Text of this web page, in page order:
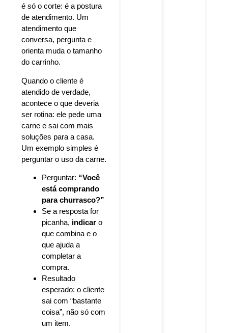
é só o corte: é a postura
de atendimento. Um
atendimento que
conversa, pergunta e
orienta muda o tamanho
do carrinho.
Quando o cliente é
atendido de verdade,
acontece o que deveria
ser rotina: ele pede uma
carne e sai com mais
soluções para a casa.
Um exemplo simples é
perguntar o uso da carne.
Perguntar: “Você
está comprando
para churrasco?”
Se a resposta for
picanha, indicar o
que combina e o
que ajuda a
completar a
compra.
Resultado
esperado: o cliente
sai com “bastante
coisa”, não só com
um item.